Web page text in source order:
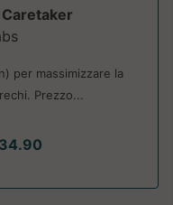
per massimizzare la
Prezzo...